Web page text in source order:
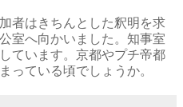
者はきちんとした釈明を求
室へ向かいました。知事室
ています。京都やプチ帝都
っている頃でしょうか。